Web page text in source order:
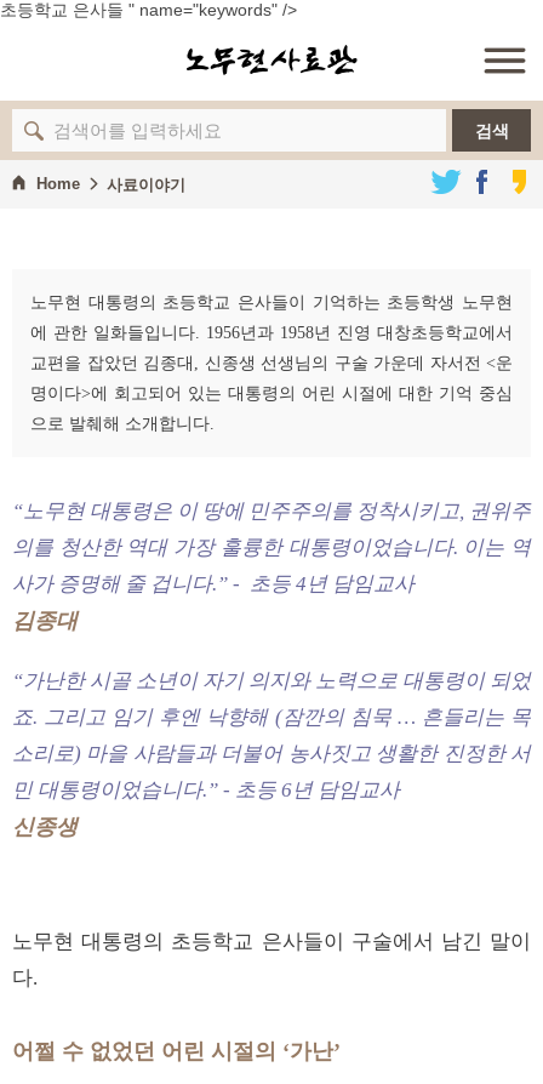
초등학교 은사들 " name="keywords" />
검색
노무현
사료이야기
컬렉션
추모기록
사료
Home 사료이야기
노무현 대통령의 초등학교 은사들이 기억하는 초등학생 노무현
에 관한 일화들입니다. 1956년과 1958년 진영 대창초등학교에서
교편을 잡았던 김종대, 신종생 선생님의 구술 가운데 자서전 <운
명이다>에 회고되어 있는 대통령의 어린 시절에 대한 기억 중심
으로 발췌해 소개합니다.
“노무현 대통령은 이 땅에 민주주의를 정착시키고, 권위주
의를 청산한 역대 가장 훌륭한 대통령이었습니다. 이는 역
사가 증명해 줄 겁니다.” - 초등 4년 담임교사
김종대
“가난한 시골 소년이 자기 의지와 노력으로 대통령이 되었
죠. 그리고 임기 후엔 낙향해 (잠깐의 침묵 … 흔들리는 목
소리로) 마을 사람들과 더불어 농사짓고 생활한 진정한 서
민 대통령이었습니다.” - 초등 6년 담임교사
신종생
노무현 대통령의 초등학교 은사들이 구술에서 남긴 말이
다.
어쩔 수 없었던 어린 시절의 ‘가난’